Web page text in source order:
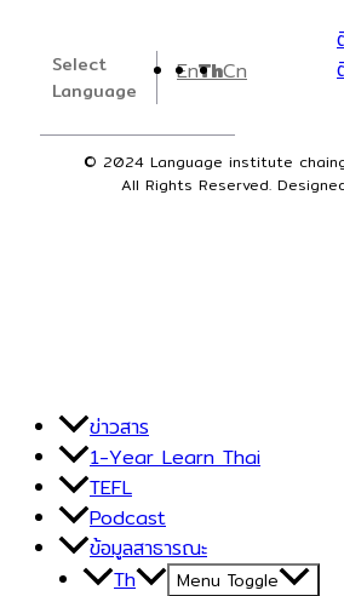
Select
Language
EnThCn
© 2024 Language institute
All Rights Reserved.
ข่าวสาร
1-Year Learn Thai
TEFL
Podcast
ข้อมูลสาธารณะ
Th
Menu Toggle